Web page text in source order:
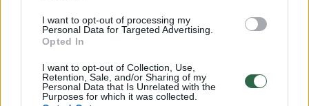
I want to opt-out of processing my
Personal Data for Targeted Advertising.
Opted In
I want to opt-out of Collection, Use,
Retention, Sale, and/or Sharing of my
Personal Data that Is Unrelated with the
Purposes for which it was collected.
ant kojų, o su jumis būtų greičiau ir lengviau.